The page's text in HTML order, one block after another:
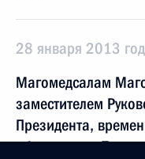
28 января 2013
Магомедсалам
заместителем
Президента,
обязанности